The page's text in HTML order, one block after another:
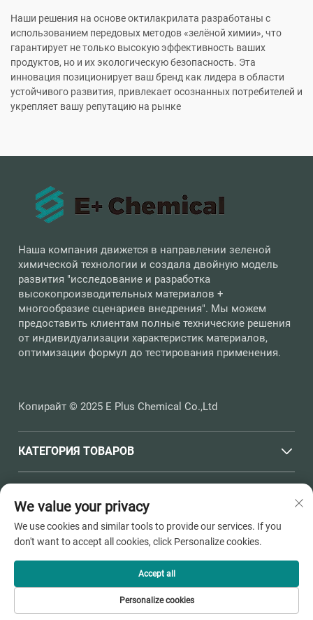
Наши решения на основе октилакрилата разработаны с
использованием передовых методов «зелёной химии», что
гарантирует не только высокую эффективность ваших
продуктов, но и их экологическую безопасность. Эта
инновация позиционирует ваш бренд как лидера в области
устойчивого развития, привлекает осознанных потребителей и
укрепляет вашу репутацию на рынке
Наша компания движется в направлении зеленой
химической технологии и создала двойную модель
развития "исследование и разработка
высокопроизводительных материалов +
многообразие сценариев внедрения". Мы можем
предоставить клиентам полные технические решения
от индивидуализации характеристик материалов,
оптимизации формул до тестирования применения.
Копирайт © 2025 E Plus Chemical Co.,Ltd
КАТЕГОРИЯ ТОВАРОВ
КОНТАКТНАЯ ИНФОРМАЦИЯ
Office add : Улица Хайчен, №398, город Душанган, город
Пинху, город Цзясин, провинция Чжэцзян
Электронная почта:[email protected]
+86-13736810910
We value your privacy
We use cookies and similar tools to provide our services. If you
don't want to accept all cookies, click Personalize cookies.
Personalize cookies
Accept all